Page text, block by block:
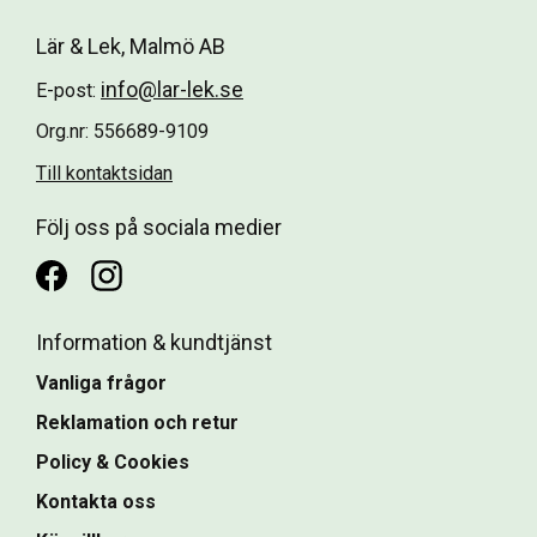
Lär & Lek, Malmö AB
E-post: info@lar-lek.se
Org.nr: 556689-9109
Till kontaktsidan
Följ oss på sociala medier
Information & kundtjänst
Vanliga frågor
Reklamation och retur
Policy & Cookies
Kontakta oss